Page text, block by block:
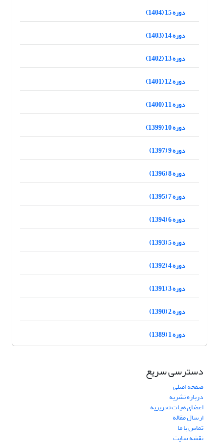
دوره 15 (1404)
دوره 14 (1403)
دوره 13 (1402)
دوره 12 (1401)
دوره 11 (1400)
دوره 10 (1399)
دوره 9 (1397)
دوره 8 (1396)
دوره 7 (1395)
دوره 6 (1394)
دوره 5 (1393)
دوره 4 (1392)
دوره 3 (1391)
دوره 2 (1390)
دوره 1 (1389)
دسترسی سریع
صفحه اصلی
درباره نشریه
اعضای هیات تحریریه
ارسال مقاله
تماس با ما
نقشه سایت